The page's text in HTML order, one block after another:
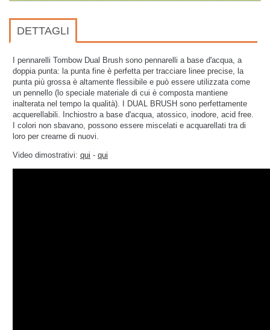
DETTAGLI
I pennarelli Tombow Dual Brush sono pennarelli a base d'acqua, a
doppia punta: la punta fine è perfetta per tracciare linee precise, la
punta più grossa è altamente flessibile e può essere utilizzata come
un pennello (lo speciale materiale di cui è composta mantiene
inalterata nel tempo la qualità). I DUAL BRUSH sono perfettamente
acquerellabili.
Inchiostro a base d'acqua, atossico, inodore, acid free.
I colori non sbavano, possono essere miscelati e acquarellati tra di
loro per crearne di nuovi.
Video dimostrativi: qui - qui